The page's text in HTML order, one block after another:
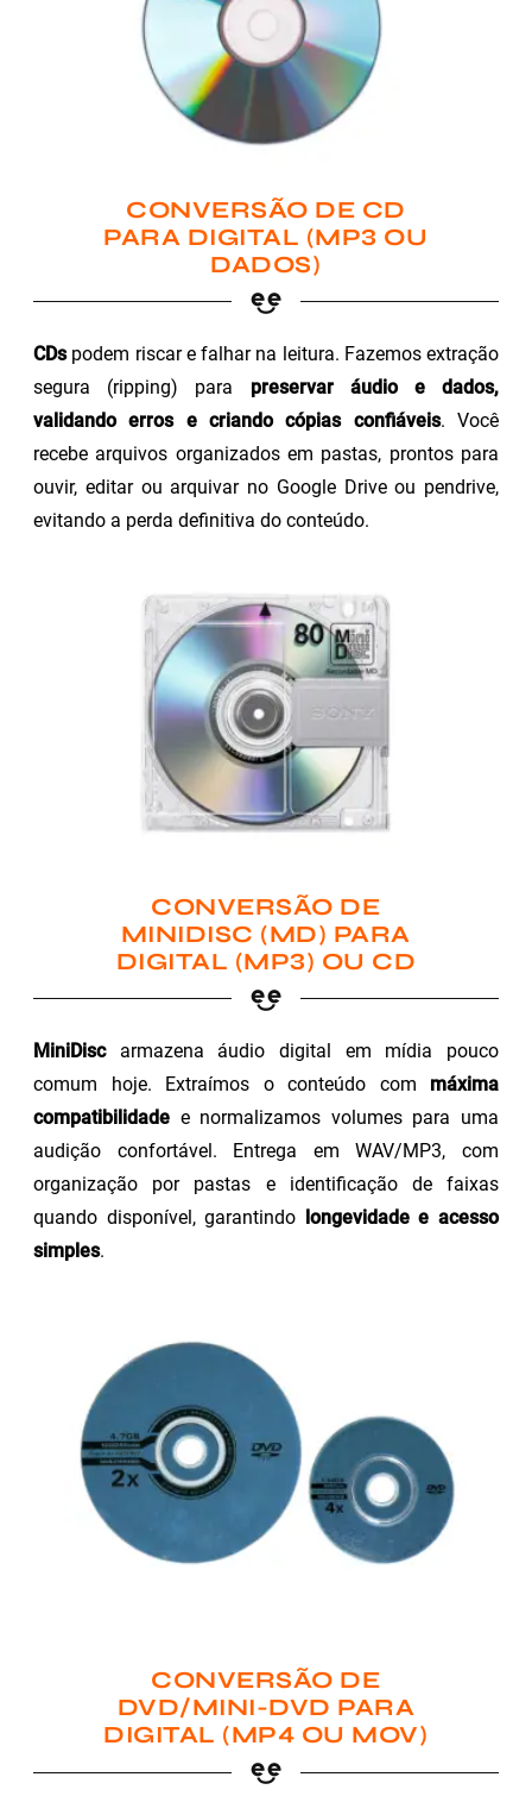
CONVERSÃO DE CD
PARA DIGITAL (MP3 OU
DADOS)
CDspodem riscar e falhar na leitura. Fazemos extração
segura (ripping) para preservar áudio e dados,
validando erros e criando cópias confiáveis. Você
recebe arquivos organizados em pastas, prontos para
ouvir, editar ou arquivar no Google Drive ou pendrive,
evitando a perda definitiva do conteúdo.
CONVERSÃO DE
MINIDISC (MD) PARA
DIGITAL (MP3) OU CD
MiniDiscarmazena áudio digital em mídia pouco
comum hoje. Extraímos o conteúdo com máxima
compatibilidade e normalizamos volumes para uma
audição confortável. Entrega em WAV/MP3, com
organização por pastas e identificação de faixas
quando disponível, garantindo longevidade e acesso
simples.
CONVERSÃO DE
DVD/MINI-DVD PARA
DIGITAL (MP4 OU MOV)